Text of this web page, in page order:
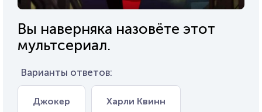
Вы наверняка назовёте этот
мультсериал.
Варианты ответов:
Джокер Харли Квинн